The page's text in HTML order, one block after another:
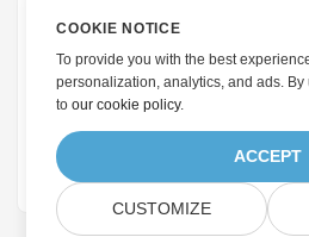
使用 .NET REST
HTML 的轉換
將 MPP 檔案轉換為 HTML 為您的專
無縫轉換為 HTML 的過程，從而增
October 24, 2023· 內耶·沙赫巴茲 · 2
COOKIE NOTICE
To provide you with the best
personalization, analytics, and ads.
toour cookie policy.
ACCEPT
CUSTOMIZE